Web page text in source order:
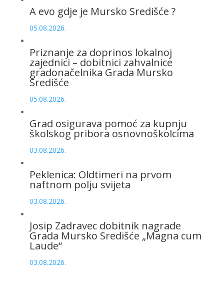
A evo gdje je Mursko Središće ?
05.08.2026.
Priznanje za doprinos lokalnoj
zajednici – dobitnici zahvalnice
gradonačelnika Grada Mursko
Središće
05.08.2026.
Grad osigurava pomoć za kupnju
školskog pribora osnovnoškolcima
03.08.2026.
Peklenica: Oldtimeri na prvom
naftnom polju svijeta
03.08.2026.
Josip Zadravec dobitnik nagrade
Grada Mursko Središće „Magna cum
Laude“
03.08.2026.